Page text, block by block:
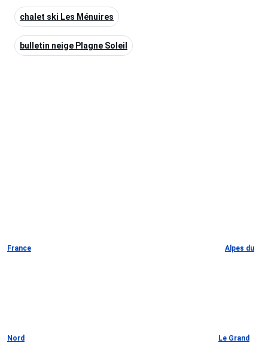
chalet ski Les Ménuires
bulletin neige Plagne Soleil
France Alpes du
Nord Le Grand